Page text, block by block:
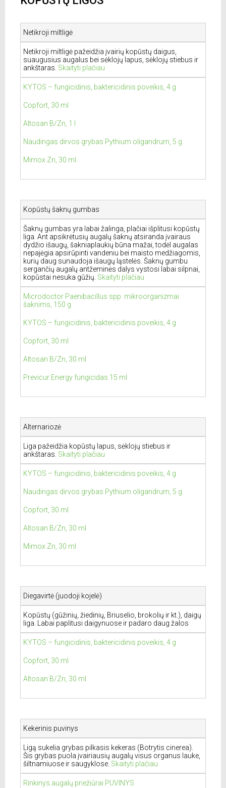
Netikroji miltligė
Netikroji miltligė pažeidžia įvairių kopūstų daigus,
suaugusius augalus bei sėklojų lapus, sėklojų stiebus ir
ankštaras. Skaityti plačiau
KYTOS – fungicidinis, baktericidinis poveikis, 4 g
Copfort, 30 ml
Altosan B/Zn, 1 l
Naudingas dirvos grybas Pythium oligandrum, 5 g.
Mimox Zn, 30 ml
Kopūstų šaknų gumbas
Šaknų gumbas yra labai žalinga, plačiai išplitusi kopūstų
liga. Ant apsikrėtusių augalų šaknų atsiranda įvairaus
dydžio išaugų, šakniaplaukių būna mažai, todėl augalas
nepajėgia apsirūpinti vandeniu bei maisto medžiagomis,
kurių daug sunaudoja išaugų ląstelės. Šaknų gumbu
sergančių augalų antžeminės dalys vystosi labai silpnai,
kopūstai nesuka gūžių. Skaityti plačiau
Microdoctor Paenibacillus spp. mikroorganizmai
šaknims, 150 g
KYTOS – fungicidinis, baktericidinis poveikis, 4 g
Copfort, 30 ml
Altosan B/Zn, 30 ml
Previcur Energy fungicidas 15 ml
Alternariozė
Liga pažeidžia kopūstų lapus, sėklojų stiebus ir
ankštaras. Skaityti plačiau
KYTOS – fungicidinis, baktericidinis poveikis, 4 g
Naudingas dirvos grybas Pythium oligandrum, 5 g.
Copfort, 30 ml
Altosan B/Zn, 30 ml
Mimox Zn, 30 ml
Diegavirtė (juodoji kojelė)
Kopūstų (gūžinių, žiedinių, Briuselio, brokolių ir kt.), daigų
liga. Labai paplitusi daigynuose ir padaro daug žalos
KYTOS – fungicidinis, baktericidinis poveikis, 4 g
Copfort, 30 ml
Altosan B/Zn, 30 ml
Kekerinis puvinys
Ligą sukelia grybas pilkasis kekeras (Botrytis cinerea).
Šis grybas puola įvairiausių augalų visus organus lauke,
šiltnamiuose ir saugyklose. Skaityti plačiau
Rinkinys augalų priežiūrai PUVINYS